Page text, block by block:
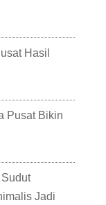
Hasil
Pusat Bikin
Jadi